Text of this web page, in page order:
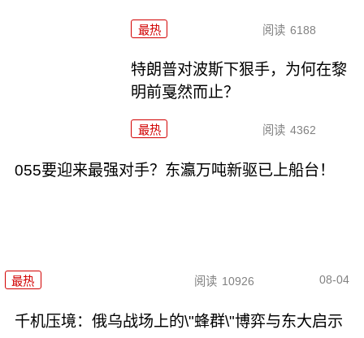
最热 阅读 6188
特朗普对波斯下狠手，为何在黎
明前戛然而止？
最热 阅读 4362
055要迎来最强对手？东瀛万吨新驱已上船台！
最热 阅读 10926 08-04
千机压境：俄乌战场上的\"蜂群\"博弈与东大启示